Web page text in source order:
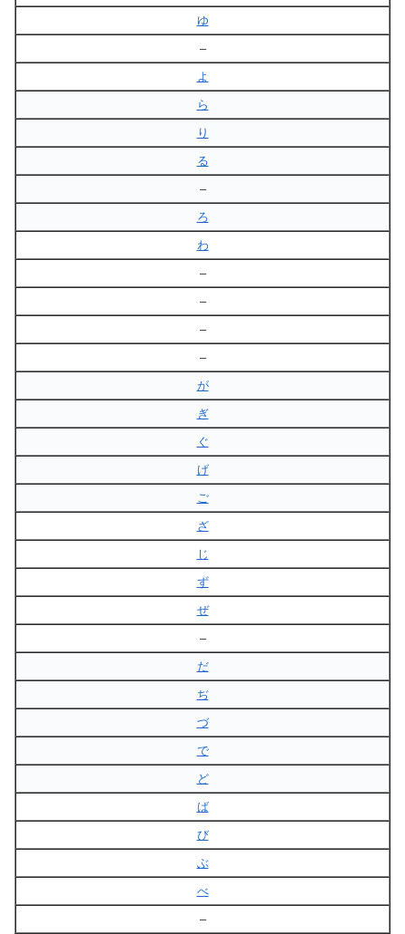
ゆ
–
よ
ら
り
る
–
ろ
わ
–
–
–
–
が
ぎ
ぐ
げ
ご
ざ
じ
ず
ぜ
–
だ
ぢ
づ
で
ど
ば
び
ぶ
べ
–